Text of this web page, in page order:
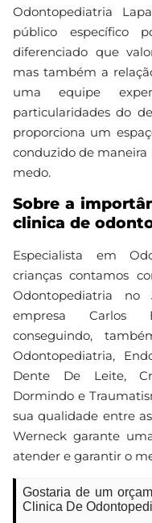
Odontopediatria
público específico
diferenciado que
mas também a
uma equipe
particularidades do
proporciona um
conduzido de
medo.
Sobre a
clinica de
Especialista em
crianças contamos
Odontopediatria
empresa Carlos
conseguindo,
Odontopediatria,
Dente De Leite,
Dormindo e
sua qualidade entre
Werneck garante
atender e garantir o
Gostaria de um
Clinica De